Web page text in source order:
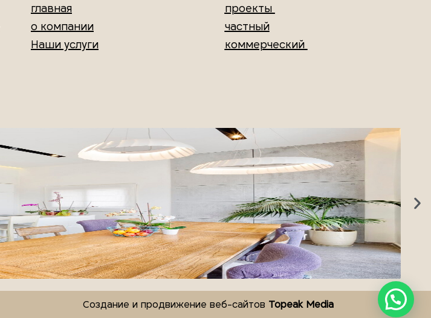
главная
о компании
Наши услуги
проекты
частный
коммерческий
Создание и продвижение веб-сайтов Topeak Media